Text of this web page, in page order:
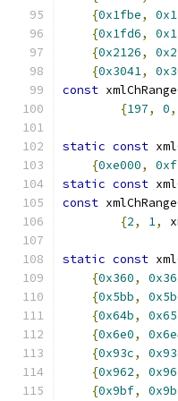
{0x1fbe,
{0x1fd6,
{0x2126,
{0x3041,
const
{197, 0,
static const
{0xe000,
static const
const
{2, 1,
static const
{0x360,
{0x5bb,
{0x64b,
{0x6e0,
{0x93c,
{0x962,
{0x9bf,